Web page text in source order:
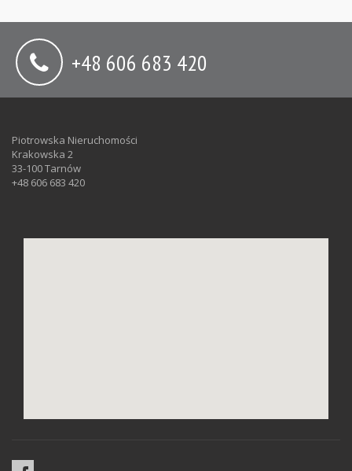
+48 606 683 420
Piotrowska Nieruchomości
Krakowska 2
33-100 Tarnów
+48 606 683 420